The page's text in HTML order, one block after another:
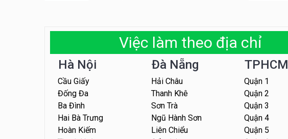
Việc làm theo địa chỉ
Hà Nội
Cầu Giấy
Đống Đa
Ba Đình
Hai Bà Trưng
Hoàn Kiếm
Đà Nẵng
Hải Châu
Thanh Khê
Sơn Trà
Ngũ Hành Sơn
Liên Chiểu
TPHCM
Quận 1
Quận 2
Quận 3
Quận 4
Quận 5